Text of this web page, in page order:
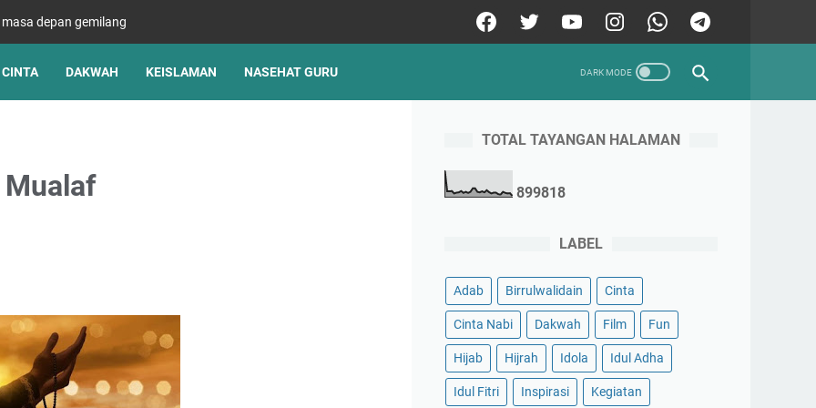
depan gemilang
CINTA DAKWAH KEISLAMAN NASEHAT GURU
TOTAL TAYANGAN HALAMAN
899818
LABEL
Adab Birrulwalidain Cinta
Cinta Nabi Dakwah Film Fun
Hijab Hijrah Idola Idul Adha
Idul Fitri Inspirasi Kegiatan